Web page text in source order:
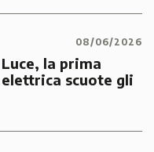
08/06/2026
la prima
scuote gli